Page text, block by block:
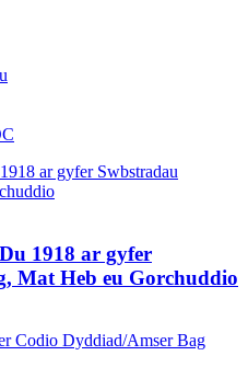
1918 ar gyfer
Mat Heb eu Gorchuddio